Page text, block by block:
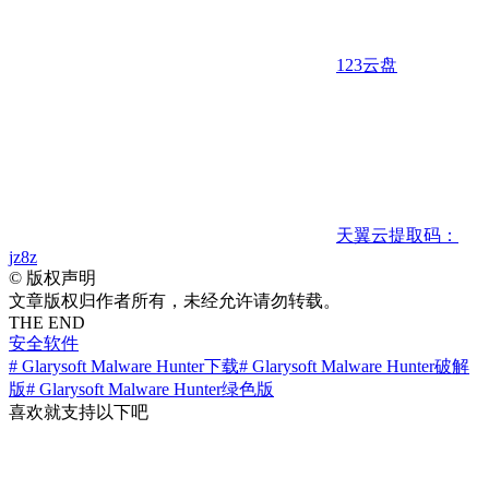
123云盘
天翼云提取码：
jz8z
© 版权声明
文章版权归作者所有，未经允许请勿转载。
THE END
安全软件
# Glarysoft Malware Hunter下载# Glarysoft Malware Hunter破解
版# Glarysoft Malware Hunter绿色版
喜欢就支持以下吧